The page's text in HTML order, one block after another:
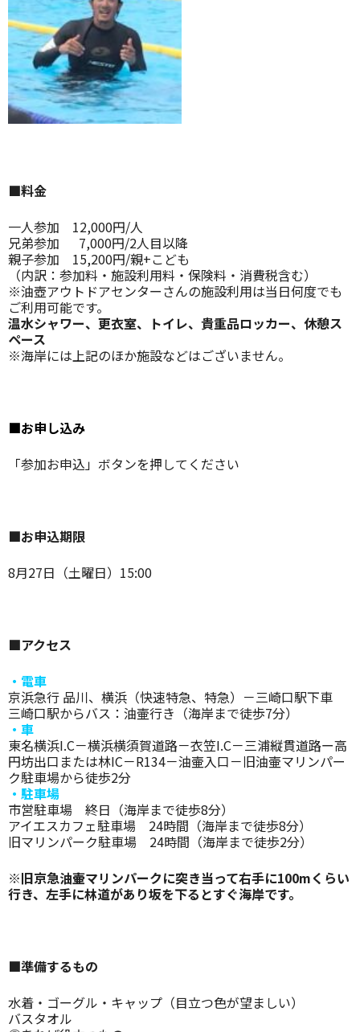
■料金
一人参加 12,000円/人
兄弟参加 7,000円/2人目以降
親子参加 15,200円/親+こども
（内訳：参加料・施設利用料・保険料・消費税含む）
※油壺アウトドアセンターさんの施設利用は当日何度でも
ご利用可能です。
温水シャワー、更衣室、トイレ、貴重品ロッカー、休憩ス
ペース
※海岸には上記のほか施設などはございません。
■お申し込み
「参加お申込」ボタンを押してください
■お申込期限
8月27日（土曜日）15:00
■アクセス
・電車
京浜急行 品川、横浜（快速特急、特急）－三崎口駅下車
三崎口駅からバス：油壷行き（海岸まで徒歩7分）
・車
東名横浜I.C－横浜横須賀道路－衣笠I.C－三浦縦貫道路ー高
円坊出口または林IC－R134－油壷入口－旧油壷マリンパー
ク駐車場から徒歩2分
・駐車場
市営駐車場 終日（海岸まで徒歩8分）
アイエスカフェ駐車場 24時間（海岸まで徒歩8分）
旧マリンパーク駐車場 24時間（海岸まで徒歩2分）
※旧京急油壷マリンパークに突き当って右手に100mくらい
行き、左手に林道があり坂を下るとすぐ海岸です。
■準備するもの
水着・ゴーグル・キャップ（目立つ色が望ましい）
バスタオル